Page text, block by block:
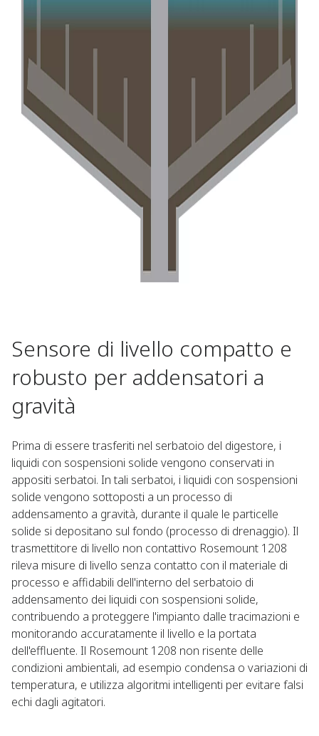
Sensore di livello compatto e
robusto per addensatori a
gravità
Prima di essere trasferiti nel serbatoio del digestore, i
liquidi con sospensioni solide vengono conservati in
appositi serbatoi. In tali serbatoi, i liquidi con sospensioni
solide vengono sottoposti a un processo di
addensamento a gravità, durante il quale le particelle
solide si depositano sul fondo (processo di drenaggio). Il
trasmettitore di livello non contattivo Rosemount 1208
rileva misure di livello senza contatto con il materiale di
processo e affidabili dell'interno del serbatoio di
addensamento dei liquidi con sospensioni solide,
contribuendo a proteggere l'impianto dalle tracimazioni e
monitorando accuratamente il livello e la portata
dell'effluente. Il Rosemount 1208 non risente delle
condizioni ambientali, ad esempio condensa o variazioni di
temperatura, e utilizza algoritmi intelligenti per evitare falsi
echi dagli agitatori.